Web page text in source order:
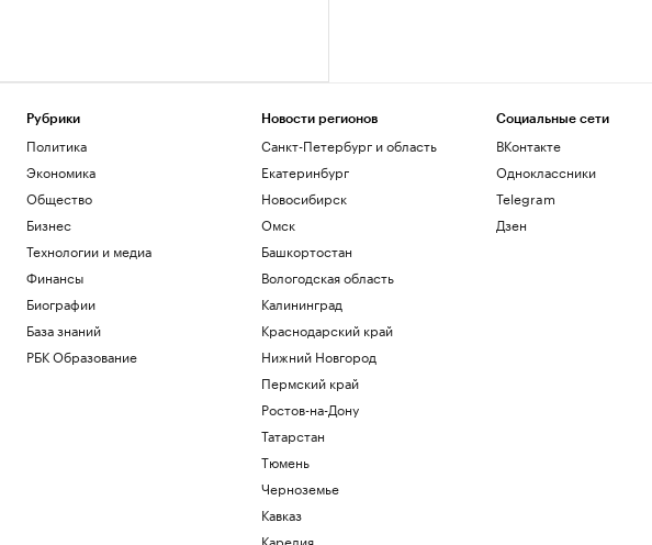
Рубрики
Политика
Экономика
Общество
Бизнес
Технологии и медиа
Финансы
Биографии
База знаний
РБК Образование
Новости регионов
Санкт-Петербург и область
Екатеринбург
Новосибирск
Омск
Башкортостан
Вологодская область
Калининград
Краснодарский край
Нижний Новгород
Пермский край
Ростов-на-Дону
Татарстан
Тюмень
Черноземье
Кавказ
Карелия
Социальные сети
ВКонтакте
Одноклассники
Telegram
Дзен